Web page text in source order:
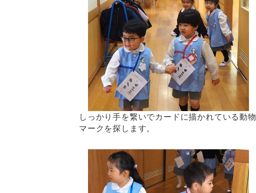
しっかり手を繋いでカードに描かれている動物
マークを探します。